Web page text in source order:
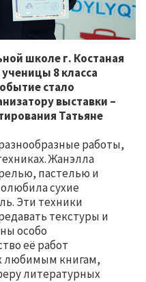
школе г. Костаная
8 класса
стало
выставки –
Татьяне
работы,
Жанэлла
пастелью и
сухие
Эти техники
текстуры и
особо
её работ
любимым книгам,
литературных